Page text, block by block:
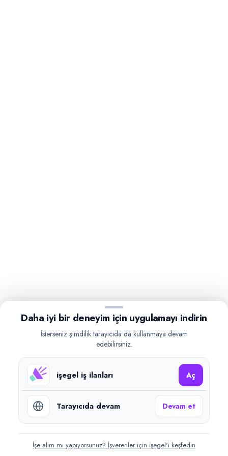
Daha iyi bir deneyim için uygulamayı indirin
İsterseniz şimdilik tarayıcıda da kullanmaya devam
edebilirsiniz.
işegel iş ilanları Aç
Tarayıcıda devam Devam et
İşe alım mı yapıyorsunuz? İşverenler için işegel'i keşfedin